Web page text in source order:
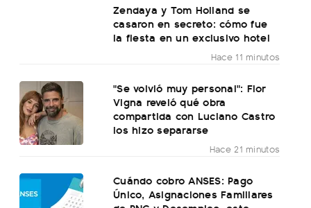
Zendaya y Tom Holland se
casaron en secreto: cómo fue
la fiesta en un exclusivo hotel
Hace 11 minutos
"Se volvió muy personal": Flor
Vigna reveló qué obra
compartida con Luciano Castro
los hizo separarse
Hace 21 minutos
Cuándo cobro ANSES: Pago
Único, Asignaciones Familiares